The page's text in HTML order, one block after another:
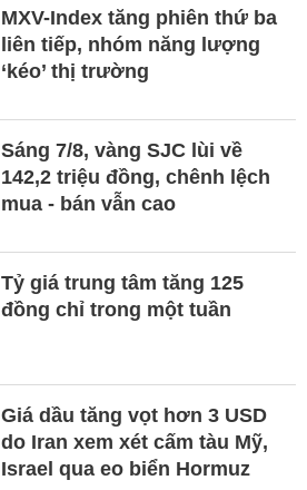
MXV-Index tăng phiên thứ ba
liên tiếp, nhóm năng lượng
‘kéo’ thị trường
Sáng 7/8, vàng SJC lùi về
142,2 triệu đồng, chênh lệch
mua - bán vẫn cao
Tỷ giá trung tâm tăng 125
đồng chỉ trong một tuần
Giá dầu tăng vọt hơn 3 USD
do Iran xem xét cấm tàu Mỹ,
Israel qua eo biển Hormuz